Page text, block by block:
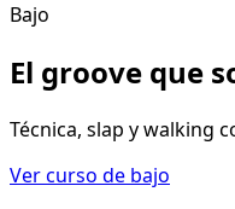
Bajo
El groove que
Técnica, slap y walking
Ver curso de bajo